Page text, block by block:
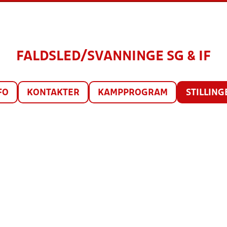
FALDSLED/SVANNINGE SG & IF
KONTAKTER KAMPPROGRAM